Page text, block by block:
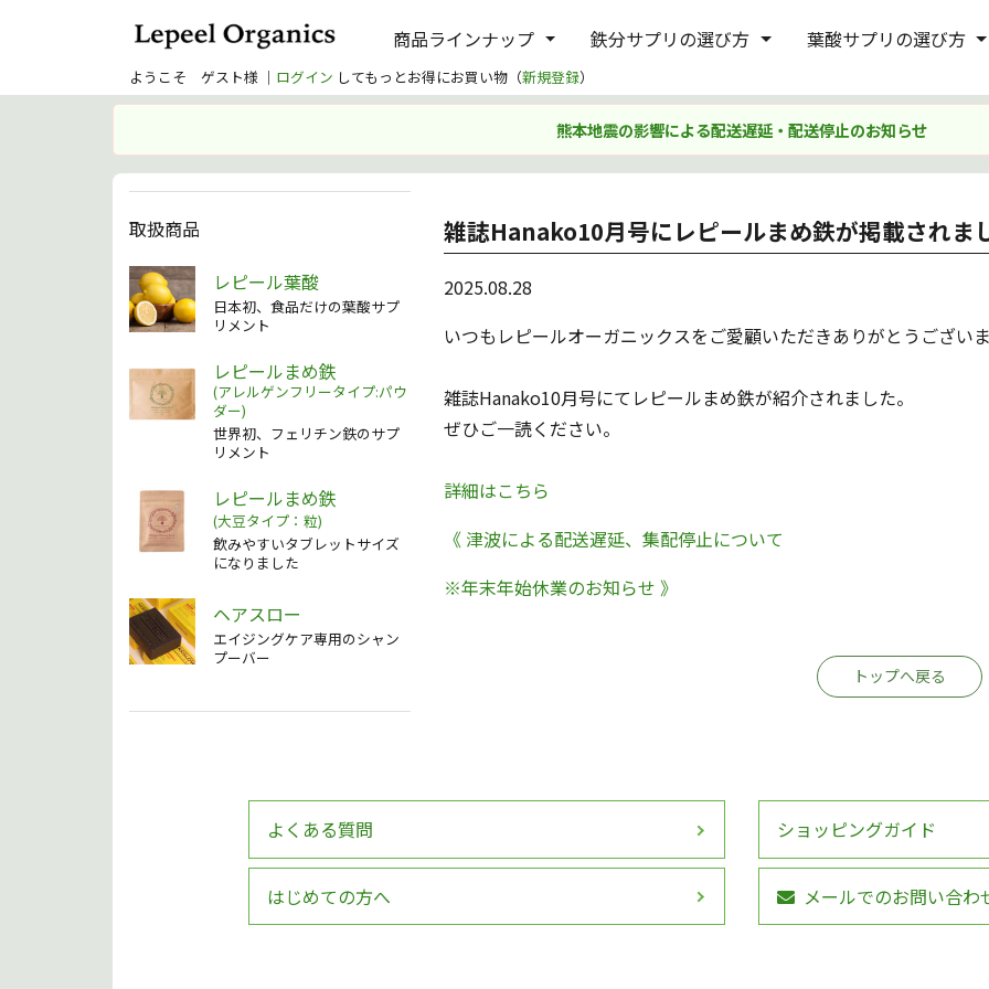
商品ラインナップ 鉄分サプリの選び方 葉酸サプリの選び方
ようこそ ゲスト様 ｜ ログイン してもっとお得にお買い物（新規登録）
熊本地震の影響による配送遅延・配送停止のお知らせ
取扱商品
レピール葉酸
日本初、食品だけの葉酸サプ
リメント
レピールまめ鉄
(アレルゲンフリータイプ:パウ
ダー)
世界初、フェリチン鉄のサプ
リメント
レピールまめ鉄
(大豆タイプ：粒)
飲みやすいタブレットサイズ
になりました
ヘアスロー
エイジングケア専用のシャン
プーバー
雑誌Hanako10月号にレピールまめ鉄が掲載されま
2025.08.28
いつもレピールオーガニックスをご愛顧いただきありがとうござい
雑誌Hanako10月号にてレピールまめ鉄が紹介されました。
ぜひご一読ください。
詳細はこちら
《 津波による配送遅延、集配停止について
※年末年始休業のお知らせ 》
トップへ戻る
よくある質問
はじめての方へ
ショッピングガイド
メールでのお問い合わ